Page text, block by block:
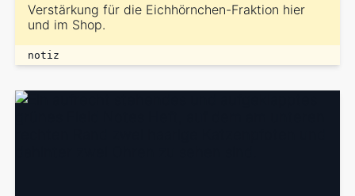
Verstärkung für die Eichhörnchen-Fraktion hier
und im Shop.
notiz